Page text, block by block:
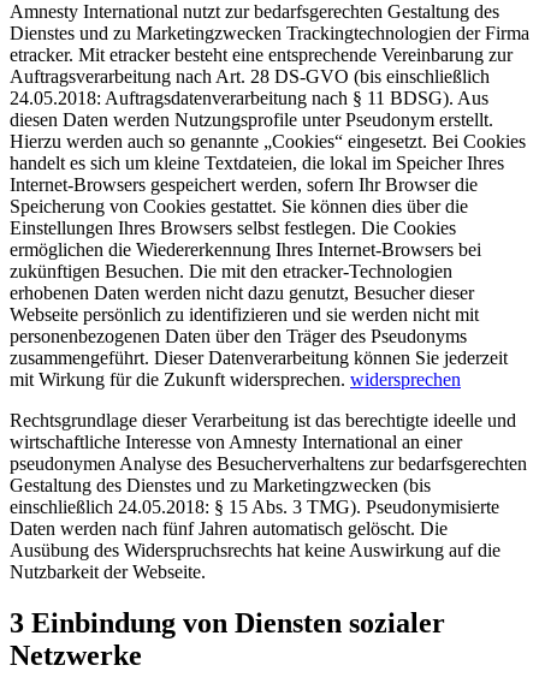
Amnesty International nutzt zur bedarfsgerechten Gestaltung des
Dienstes und zu Marketingzwecken Trackingtechnologien der Firma
etracker. Mit etracker besteht eine entsprechende Vereinbarung zur
Auftragsverarbeitung nach Art. 28 DS-GVO (bis einschließlich
24.05.2018: Auftragsdatenverarbeitung nach § 11 BDSG). Aus
diesen Daten werden Nutzungsprofile unter Pseudonym erstellt.
Hierzu werden auch so genannte „Cookies“ eingesetzt. Bei Cookies
handelt es sich um kleine Textdateien, die lokal im Speicher Ihres
Internet-Browsers gespeichert werden, sofern Ihr Browser die
Speicherung von Cookies gestattet. Sie können dies über die
Einstellungen Ihres Browsers selbst festlegen. Die Cookies
ermöglichen die Wiedererkennung Ihres Internet-Browsers bei
zukünftigen Besuchen. Die mit den etracker-Technologien
erhobenen Daten werden nicht dazu genutzt, Besucher dieser
Webseite persönlich zu identifizieren und sie werden nicht mit
personenbezogenen Daten über den Träger des Pseudonyms
zusammengeführt. Dieser Datenverarbeitung können Sie jederzeit
mit Wirkung für die Zukunft widersprechen. widersprechen
Rechtsgrundlage dieser Verarbeitung ist das berechtigte ideelle und
wirtschaftliche Interesse von Amnesty International an einer
pseudonymen Analyse des Besucherverhaltens zur bedarfsgerechten
Gestaltung des Dienstes und zu Marketingzwecken (bis
einschließlich 24.05.2018: § 15 Abs. 3 TMG). Pseudonymisierte
Daten werden nach fünf Jahren automatisch gelöscht. Die
Ausübung des Widerspruchsrechts hat keine Auswirkung auf die
Nutzbarkeit der Webseite.
3 Einbindung von Diensten sozialer
Netzwerke